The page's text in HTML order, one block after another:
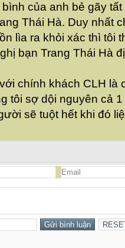
bình của anh bẻ gãy
Thái Hà. Duy nhất
lìa ra khỏi xác thì tôi
bạn Trang Thái Hà
chính khách CLH là
tôi sợ dội nguyên cả
sẽ tuột hết khi đó